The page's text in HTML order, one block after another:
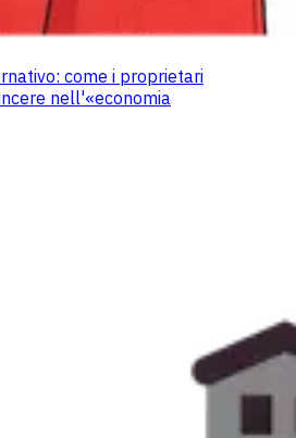
come i proprietari
nell'«economia